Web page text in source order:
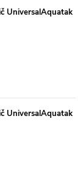
UniversalAquatak
UniversalAquatak